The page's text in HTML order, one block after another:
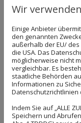
Grüner
Wir
Einige Anbieter
den genannten
außerhalb der EU/ des
die USA. Das
möglicherweise nicht
vergleichbar. Es
staatliche Behörden
Informationen zu
Datenschutzrichtlinien
Indem Sie auf „ALLE
Speichern und